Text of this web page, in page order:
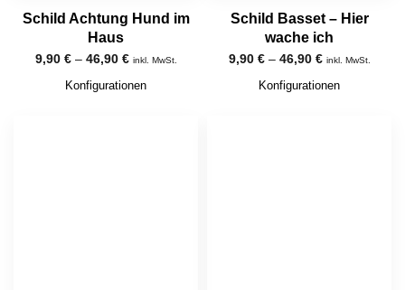
Schild Achtung Hund im
Haus
9,90 €– 46,90 € inkl. MwSt.
Konfigurationen
Schild Basset – Hier
wache ich
9,90 €– 46,90 € inkl. MwSt.
Konfigurationen